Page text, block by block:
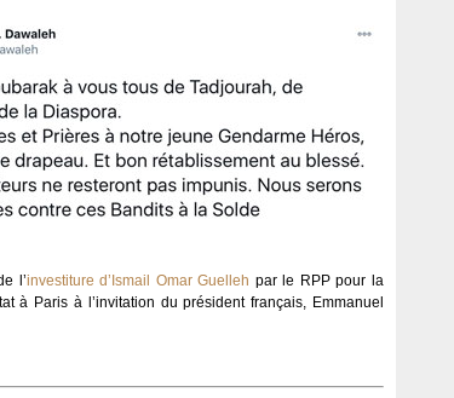
l’investiture d’Ismail Omar Guelleh par le RPP pour la
à Paris à l’invitation du président français, Emmanuel